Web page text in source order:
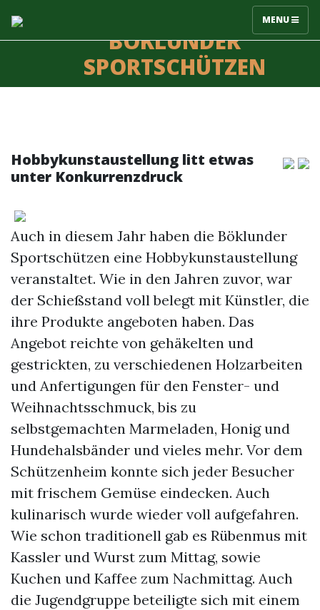
MENU
BÖKLUNDER
SPORTSCHÜTZEN
Hobbykunstaustellung litt etwas
unter Konkurrenzdruck
Auch in diesem Jahr haben die Böklunder
Sportschützen eine Hobbykunstaustellung
veranstaltet. Wie in den Jahren zuvor, war
der Schießstand voll belegt mit Künstler, die
ihre Produkte angeboten haben. Das
Angebot reichte von gehäkelten und
gestrickten, zu verschiedenen Holzarbeiten
und Anfertigungen für den Fenster- und
Weihnachtsschmuck, bis zu
selbstgemachten Marmeladen, Honig und
Hundehalsbänder und vieles mehr. Vor dem
Schützenheim konnte sich jeder Besucher
mit frischem Gemüse eindecken. Auch
kulinarisch wurde wieder voll aufgefahren.
Wie schon traditionell gab es Rübenmus mit
Kassler und Wurst zum Mittag, sowie
Kuchen und Kaffee zum Nachmittag. Auch
die Jugendgruppe beteiligte sich mit einem